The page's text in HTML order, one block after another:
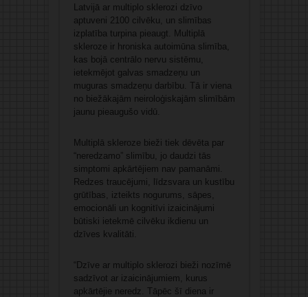
Latvijā ar multiplo sklerozi dzīvo
aptuveni 2100 cilvēku, un slimības
izplatība turpina pieaugt. Multiplā
skleroze ir hroniska autoimūna slimība,
kas bojā centrālo nervu sistēmu,
ietekmējot galvas smadzeņu un
muguras smadzeņu darbību. Tā ir viena
no biežākajām neiroloģiskajām slimībām
jaunu pieaugušo vidū.
Multiplā skleroze bieži tiek dēvēta par
“neredzamo” slimību, jo daudzi tās
simptomi apkārtējiem nav pamanāmi.
Redzes traucējumi, līdzsvara un kustību
grūtības, izteikts nogurums, sāpes,
emocionāli un kognitīvi izaicinājumi
būtiski ietekmē cilvēku ikdienu un
dzīves kvalitāti.
“Dzīve ar multiplo sklerozi bieži nozīmē
sadzīvot ar izaicinājumiem, kurus
apkārtējie neredz. Tāpēc šī diena ir